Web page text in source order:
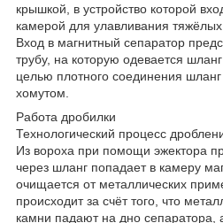
крышкой, в устройство которой
камерой для улавливания
Вход в магнитный сепаратор
трубу, на которую одевается
целью плотного соединения
хомутом.
Работа дробилки
Технологический процесс
Из вороха при помощи эжектора
через шланг попадает в камеру
очищается от металлических
происходит за счёт того, что
камни падают на дно сепаратора,